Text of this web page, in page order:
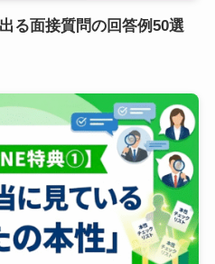
る面接質問の回答例50選